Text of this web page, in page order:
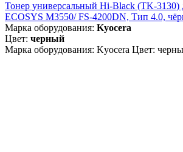
Тонер универсальный Hi-Black (TK-3130)
ECOSYS M3550/ FS-4200DN, Тип 4.0,
Марка оборудования: Kyocera
Цвет: черный
Марка оборудования: Kyocera Цвет: